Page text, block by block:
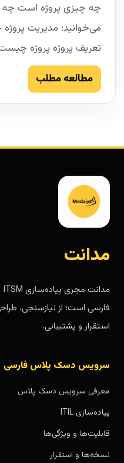
چه چیزی پروژه است چه
می‌خوانید: مدیریت
تعریف پروژه پروژه
مطالعه مطلب
مدانت
فارسی است؛ از نیازسنجی،
استقرار و پشتیبانی.
سرویس دسک پلاس فارسی
معرفی سرویس دسک پلاس
پیاده‌سازی ITIL
قابلیت‌ها و ویژگی‌ها
نسخه‌ها و استقرار